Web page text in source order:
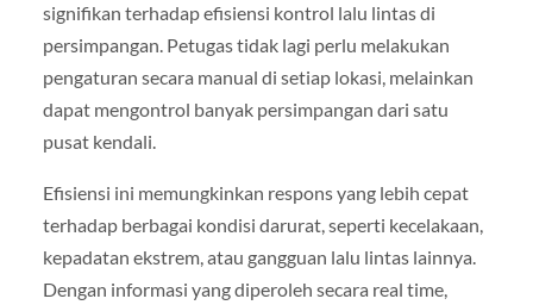
signifikan terhadap efisiensi kontrol lalu lintas di
persimpangan. Petugas tidak lagi perlu melakukan
pengaturan secara manual di setiap lokasi, melainkan
dapat mengontrol banyak persimpangan dari satu
pusat kendali.
Efisiensi ini memungkinkan respons yang lebih cepat
terhadap berbagai kondisi darurat, seperti kecelakaan,
kepadatan ekstrem, atau gangguan lalu lintas lainnya.
Dengan informasi yang diperoleh secara real time,